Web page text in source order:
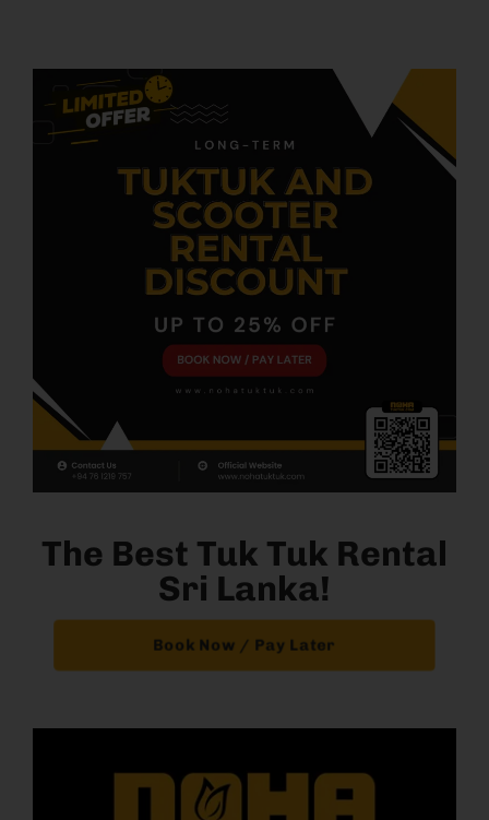
The Best Tuk Tuk Rental
Sri Lanka!
Book Now / Pay Later